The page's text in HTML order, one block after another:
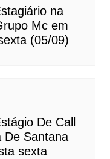
na
Mc em
(05/09)
De Call
De Santana
sexta